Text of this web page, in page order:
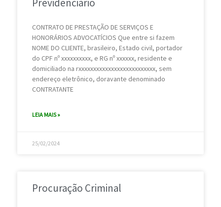
Previdenciário
CONTRATO DE PRESTAÇÃO DE SERVIÇOS E
HONORÁRIOS ADVOCATÍCIOS Que entre si fazem
NOME DO CLIENTE, brasileiro, Estado civil, portador
do CPF nº xxxxxxxxxx, e RG nº xxxxxx, residente e
domiciliado na rxxxxxxxxxxxxxxxxxxxxxxxxxx, sem
endereço eletrônico, doravante denominado
CONTRATANTE
LEIA MAIS »
25/02/2024
Procuração Criminal